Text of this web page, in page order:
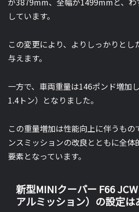
しています。
この変更により、よりしっかりとし
与えます。
一方で、車両重量は146ポンド増加
1.4トン）となりました。
この重量増加は性能向上に伴うもの
ンスミッションの改良とともに全体
要素となっています。
新型MINIクーパー F66
アルミッション）の設定は